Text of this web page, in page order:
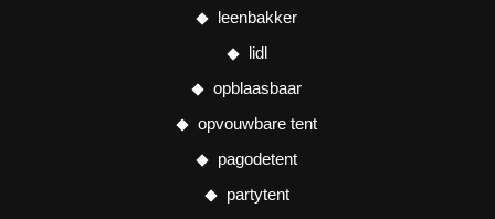
leenbakker
lidl
opblaasbaar
opvouwbare tent
pagodetent
partytent